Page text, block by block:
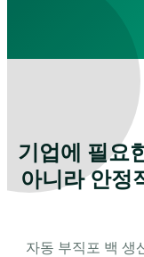
기업에 필요
아니라 안정
자동 부직포 백 생